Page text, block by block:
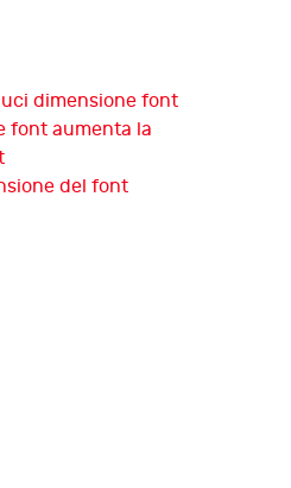
dimensione font
aumenta la